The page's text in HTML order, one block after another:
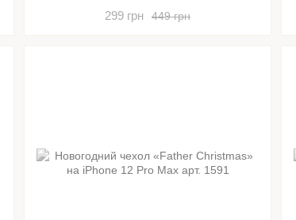
449 грн
299 грн